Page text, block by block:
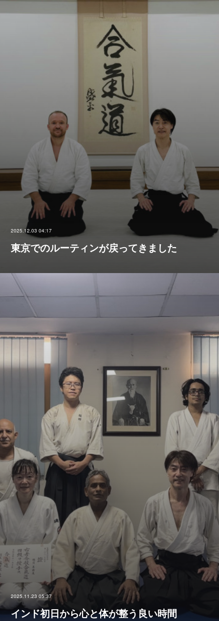
2025.12.03 04:17
東京でのルーティンが戻ってきました
2025.11.23 05:37
インド初日から心と体が整う良い時間